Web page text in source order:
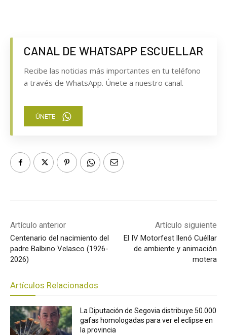
CANAL DE WHATSAPP ESCUELLAR
Recibe las noticias más importantes en tu teléfono
a través de WhatsApp. Únete a nuestro canal.
ÚNETE
Artículo anterior
Centenario del nacimiento del
padre Balbino Velasco (1926-
2026)
Artículo siguiente
El IV Motorfest llenó Cuéllar
de ambiente y animación
motera
Artículos Relacionados
La Diputación de Segovia distribuye 50.000
gafas homologadas para ver el eclipse en
la provincia